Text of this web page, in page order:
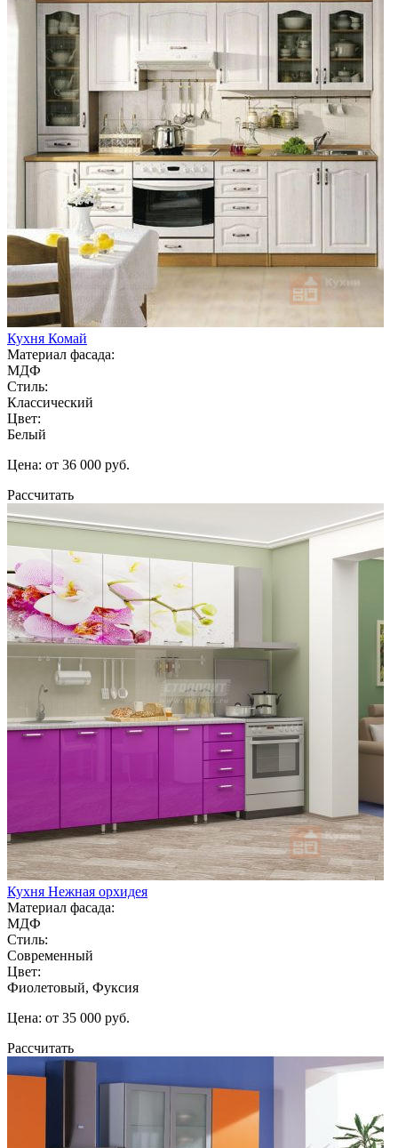
Кухня Комай
Материал фасада:
МДФ
Стиль:
Классический
Цвет:
Белый
Цена: от 36 000 руб.
Рассчитать
Кухня Нежная орхидея
Материал фасада:
МДФ
Стиль:
Современный
Цвет:
Фиолетовый, Фуксия
Цена: от 35 000 руб.
Рассчитать